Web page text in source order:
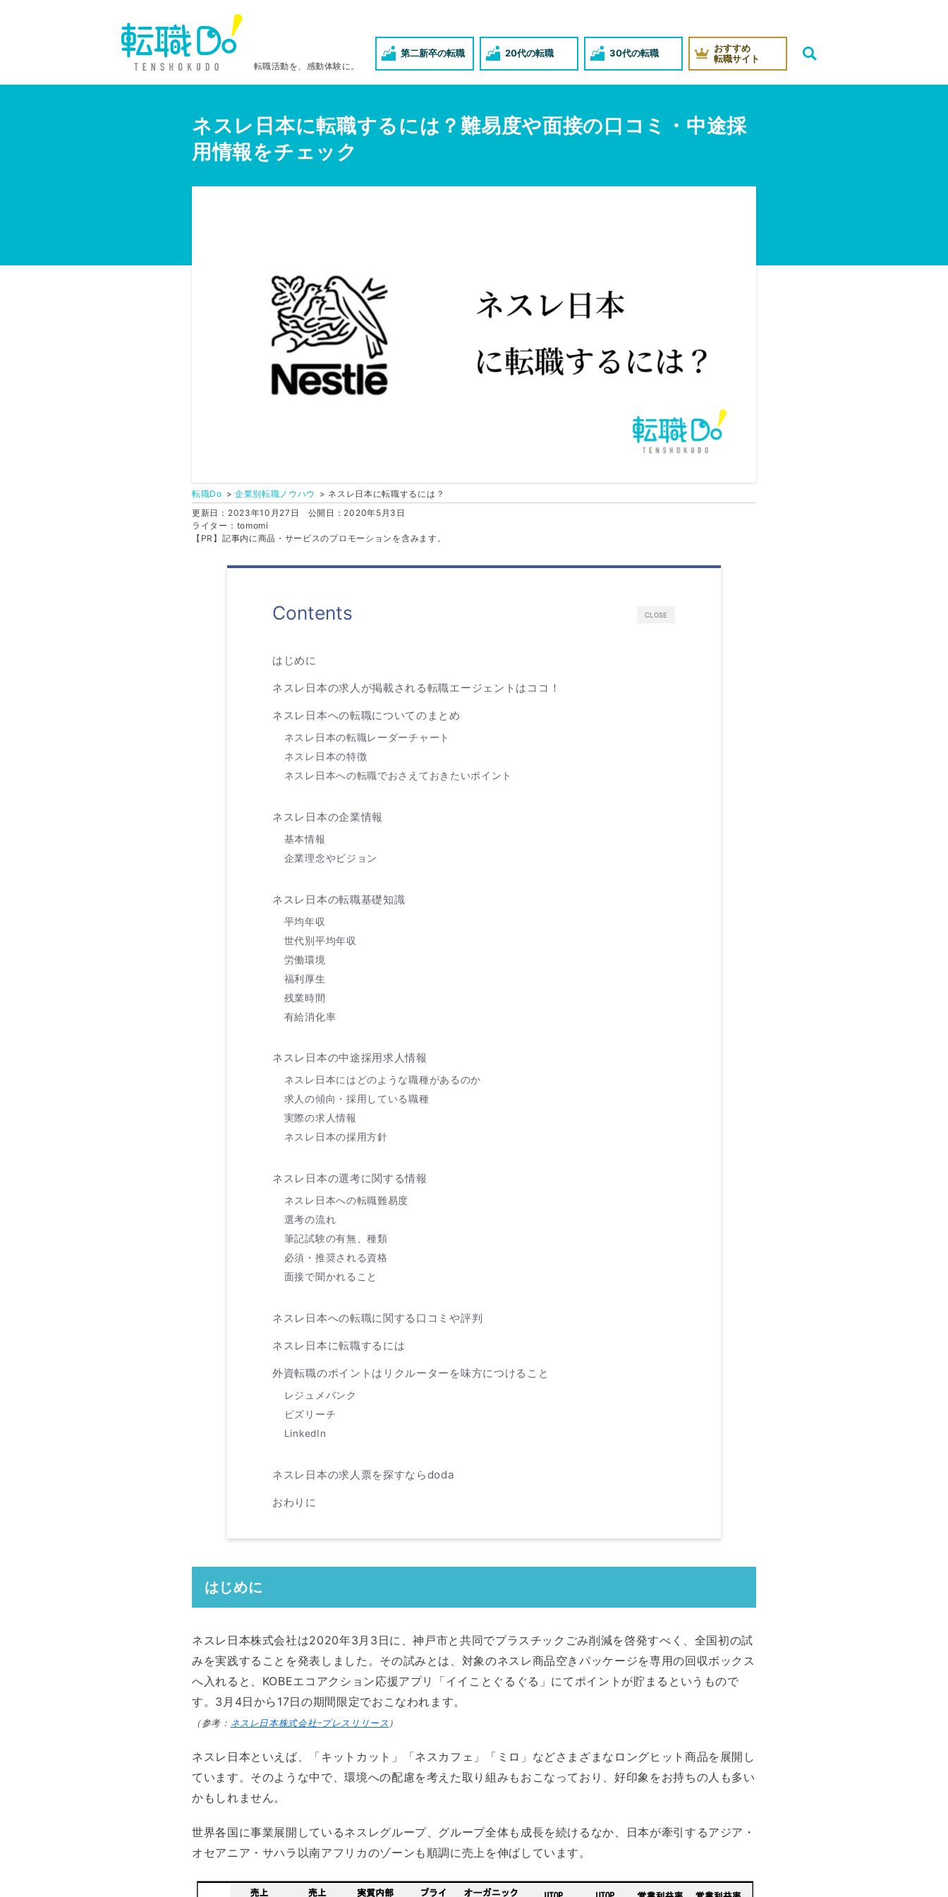
転職活動を、感動体験に。
第二新卒の転職 20代の転職 30代の転職
おすすめ
転職サイト
ネスレ日本に転職するには？難易度や面接の口コミ・中途採
用情報をチェック
転職Do 企業別転職ノウハウ
ネスレ日本に転職するには？
更新日：2023年10月27日
公開日：2020年5月3日
ライター：tomomi
【PR】記事内に商品・サービスのプロモーションを含みます。
CLOSE
Contents
はじめに
ネスレ日本の求人が掲載される転職エージェントはココ！
ネスレ日本への転職についてのまとめ
ネスレ日本の転職レーダーチャート
ネスレ日本の特徴
ネスレ日本への転職でおさえておきたいポイント
ネスレ日本の企業情報
基本情報
企業理念やビジョン
ネスレ日本の転職基礎知識
平均年収
世代別平均年収
労働環境
福利厚生
残業時間
有給消化率
ネスレ日本の中途採用求人情報
ネスレ日本にはどのような職種があるのか
求人の傾向・採用している職種
実際の求人情報
ネスレ日本の採用方針
ネスレ日本の選考に関する情報
ネスレ日本への転職難易度
選考の流れ
筆記試験の有無、種類
必須・推奨される資格
面接で聞かれること
ネスレ日本への転職に関する口コミや評判
ネスレ日本に転職するには
外資転職のポイントはリクルーターを味方につけること
レジュメバンク
ビズリーチ
LinkedIn
ネスレ日本の求人票を探すならdoda
おわりに
はじめに
ネスレ日本株式会社は2020年3月3日に、神戸市と共同でプラスチックごみ削減を啓発すべく、全国初の試
みを実践することを発表しました。その試みとは、対象のネスレ商品空きパッケージを専用の回収ボックス
へ入れると、KOBEエコアクション応援アプリ「イイことぐるぐる」にてポイントが貯まるというもので
す。3月4日から17日の期間限定でおこなわれます。
（参考： ネスレ日本株式会社ｰプレスリリース ）
ネスレ日本といえば、「キットカット」「ネスカフェ」「ミロ」などさまざまなロングヒット商品を展開し
ています。そのような中で、環境への配慮を考えた取り組みもおこなっており、好印象をお持ちの人も多い
かもしれません。
世界各国に事業展開しているネスレグループ、グループ全体も成長を続けるなか、日本が牽引するアジア・
オセアニア・サハラ以南アフリカのゾーンも順調に売上を伸ばしています。